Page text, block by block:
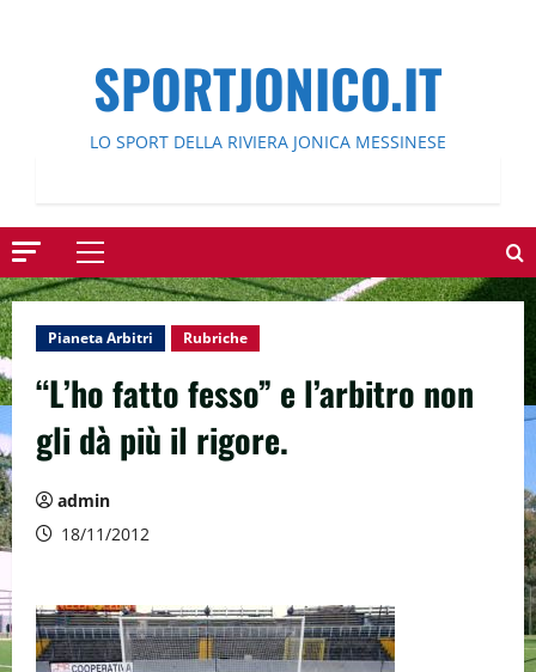
SPORTJONICO.IT
LO SPORT DELLA RIVIERA JONICA MESSINESE
Menu
principale
Pianeta Arbitri Rubriche
“L’ho fatto fesso” e l’arbitro non
gli dà più il rigore.
admin
18/11/2012